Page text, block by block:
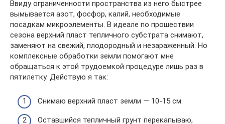
Ввиду ограниченности пространства из него быстрее
вымывается азот, фосфор, калий, необходимые
посадкам микроэлементы. В идеале по прошествии
сезона верхний пласт тепличного субстрата снимают,
заменяют на свежий, плодородный и незараженный. Но
комплексные обработки земли помогают мне
обращаться к этой трудоемкой процедуре лишь раз в
пятилетку. Действую я так:
Снимаю верхний пласт земли — 10-15 см.
Оставшийся тепличный грунт перекапываю,